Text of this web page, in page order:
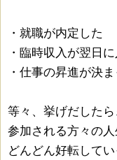
・就職が内定した
・臨時収入が翌日
・仕事の昇進が決
等々、挙げだした
参加される方々の
どんどん好転してい